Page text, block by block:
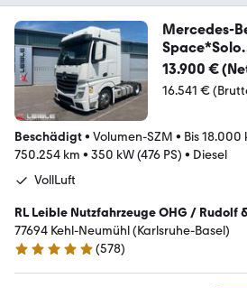
Mercedes-
Space*Solo
13.900 €
16.541 €
Beschädigt• Volumen-SZM • Bis 18.000
750.254 km • 350 kW (476 PS) • Diesel
VollLuft
RL Leible Nutzfahrzeuge OHG / Rudolf
Leible
77694 Kehl-Neumühl (Karlsruhe-Basel)
5 Sterne
(578)